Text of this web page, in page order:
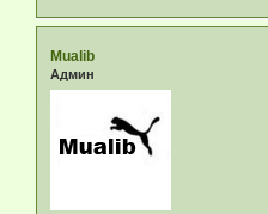
Mualib
Админ